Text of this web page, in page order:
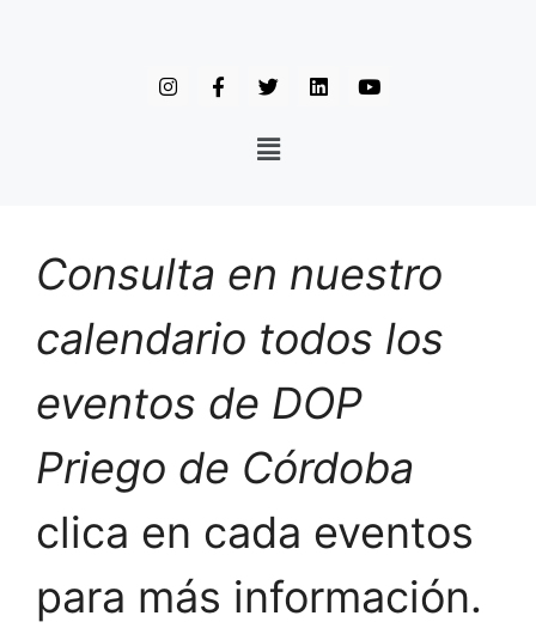
Consulta en nuestro
calendario todos los
eventos de DOP
Priego de Córdoba
clica en cada eventos
para más información.